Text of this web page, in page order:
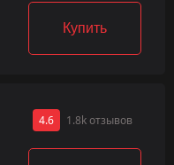
Купить
4.6 1.8k отзывов